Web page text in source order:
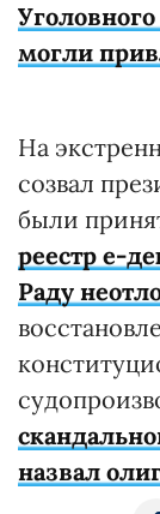
могли
На
созвал
были
реестр е-
Раду
назвал